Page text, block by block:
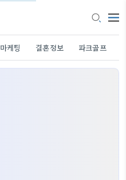
마케팅 결혼정보 파크골프